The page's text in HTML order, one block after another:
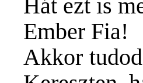
Hát ezt is
Ember Fia!
Akkor